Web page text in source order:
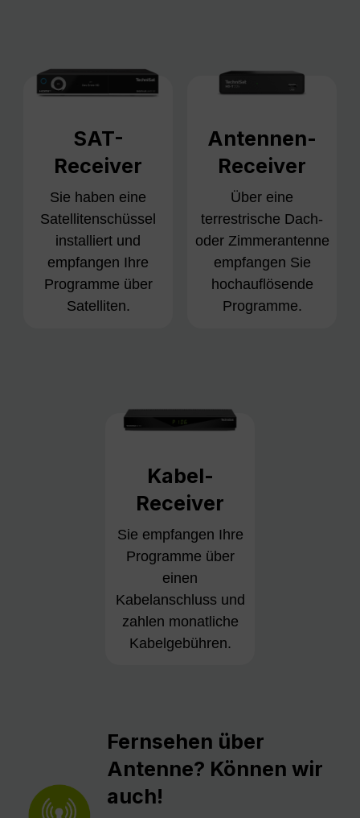
SAT-
Receiver
Sie haben eine
Satellitenschüssel
installiert und
empfangen Ihre
Programme über
Satelliten.
Antennen-
Receiver
Über eine
terrestrische Dach-
oder Zimmerantenne
empfangen Sie
hochauflösende
Programme.
Kabel-
Receiver
Sie empfangen Ihre
Programme über
einen
Kabelanschluss und
zahlen monatliche
Kabelgebühren.
Fernsehen über
Antenne? Können wir
auch!